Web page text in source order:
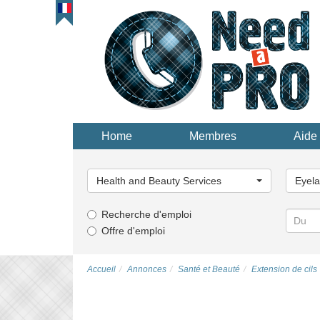
Home Membres Aide
une
catégorie...
Health and Beauty Services
une
Recherche d'emploi
Offre d'emploi
Accueil Annonces Santé et Beauté Extension de cils